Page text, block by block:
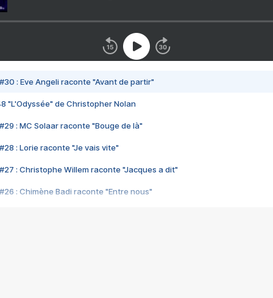
#30 : Eve Angeli raconte "Avant de partir"
"L'Odyssée" de Christopher Nolan
#29 : MC Solaar raconte "Bouge de là"
#28 : Lorie raconte "Je vais vite"
#27 : Christophe Willem raconte "Jacques a dit"
#26 : Chimène Badi raconte "Entre nous"